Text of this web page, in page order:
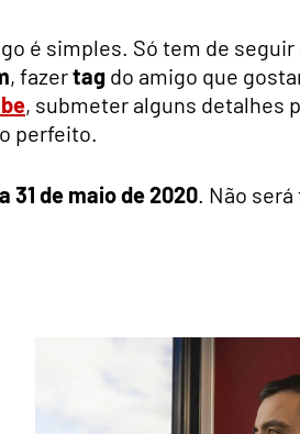
é simples. Só tem de seguir
, fazertag do amigo que
, submeter alguns detalhes
perfeito.
31 de maio de 2020. Não